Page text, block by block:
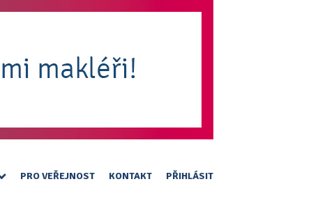
PRO VEŘEJNOST KONTAKT PŘIHLÁSIT